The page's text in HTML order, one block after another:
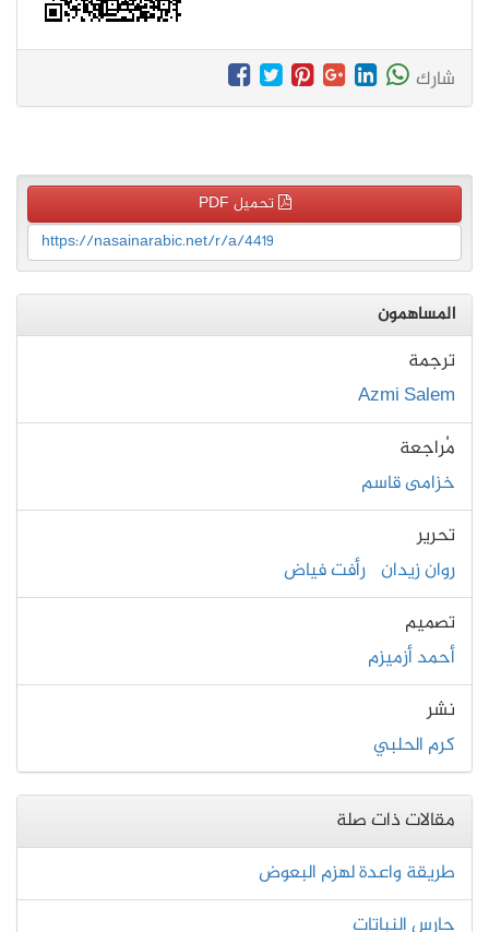
شارك
تحميل PDF
https://nasainarabic.net/r/a/4419
المساهمون
ترجمة
Azmi Salem
مُراجعة
خزامى قاسم
تحرير
روان زيدان رأفت فياض
تصميم
أحمد أزميزم
نشر
كرم الحلبي
مقالات ذات صلة
طريقة واعدة لهزم البعوض
حارس النباتات